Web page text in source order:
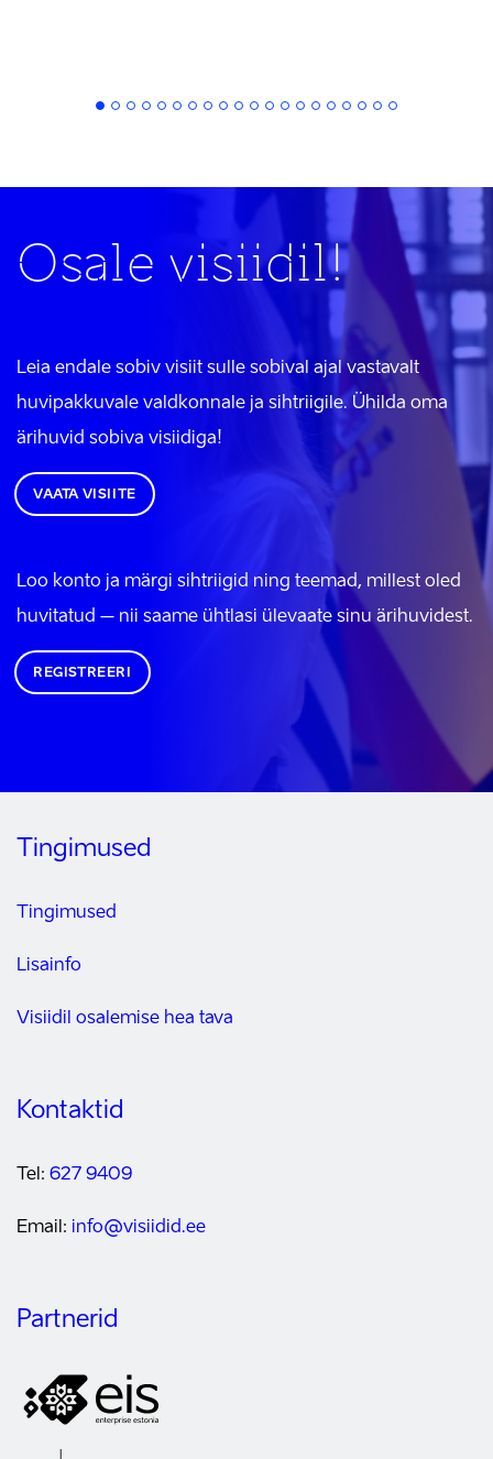
Osale visiidil!
Leia endale sobiv visiit sulle sobival ajal vastavalt
huvipakkuvale valdkonnale ja sihtriigile. Ühilda oma
ärihuvid sobiva visiidiga!
VAATA VISIITE
Loo konto ja märgi sihtriigid ning teemad, millest oled
huvitatud – nii saame ühtlasi ülevaate sinu ärihuvidest.
REGISTREERI
Tingimused
Tingimused
Lisainfo
Visiidil osalemise hea tava
Kontaktid
Tel: 627 9409
Email: info@visiidid.ee
Partnerid